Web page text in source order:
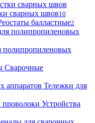
сварных швов10
балластные2
полипропиленовых
Сварочные
Тележки для
Устройства